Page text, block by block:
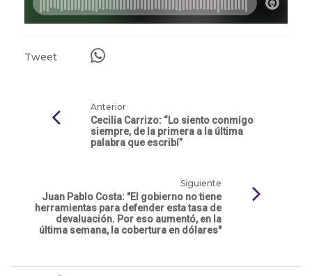
Tweet
Anterior
Cecilia Carrizo: “Lo siento conmigo
siempre, de la primera a la última
palabra que escribí”
Siguiente
Juan Pablo Costa: "El gobierno no tiene
herramientas para defender esta tasa de
devaluación. Por eso aumentó, en la
última semana, la cobertura en dólares"